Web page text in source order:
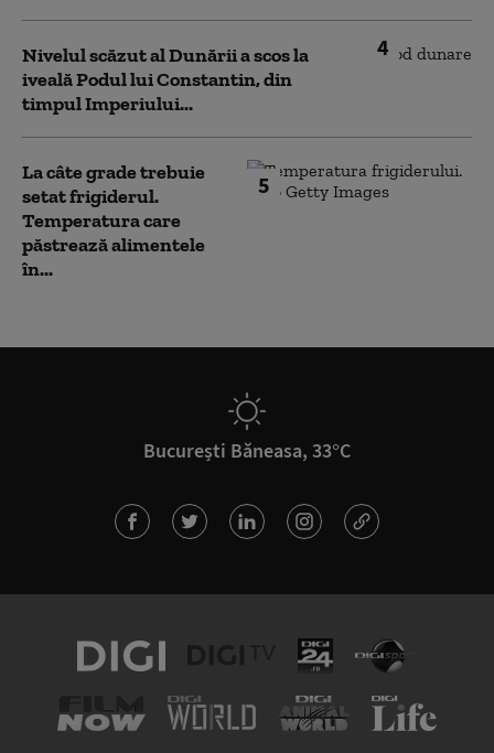
4
Nivelul scăzut al Dunării a scos la
iveală Podul lui Constantin, din
timpul Imperiului...
5
La câte grade trebuie
setat frigiderul.
Temperatura care
păstrează alimentele
în...
București Băneasa, 33°C